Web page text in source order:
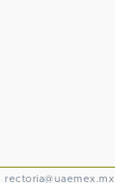
rectoria@uaemex.mx